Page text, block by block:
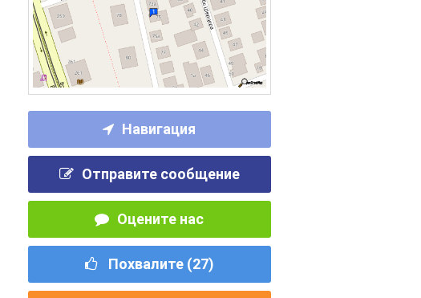
Навигация
Отправите сообщение
Оцените нас
Похвалите (27)